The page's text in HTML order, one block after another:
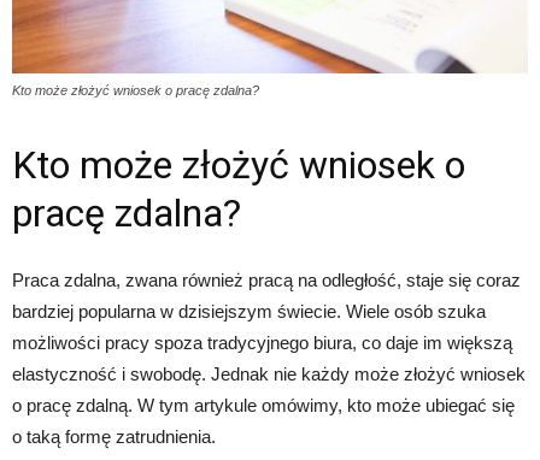
Kto może złożyć wniosek o pracę zdalna?
Kto może złożyć wniosek o
pracę zdalna?
Praca zdalna, zwana również pracą na odległość, staje się coraz
bardziej popularna w dzisiejszym świecie. Wiele osób szuka
możliwości pracy spoza tradycyjnego biura, co daje im większą
elastyczność i swobodę. Jednak nie każdy może złożyć wniosek
o pracę zdalną. W tym artykule omówimy, kto może ubiegać się
o taką formę zatrudnienia.